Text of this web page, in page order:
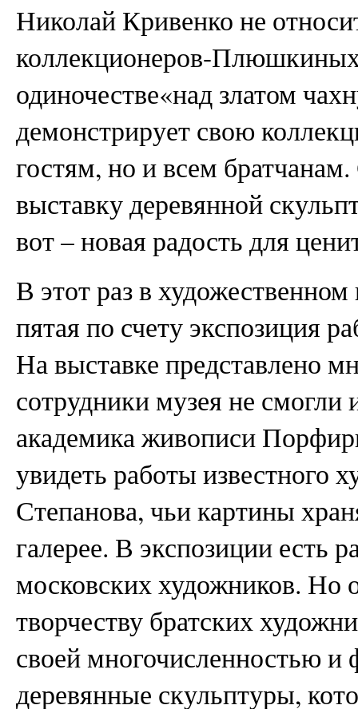
Николай Кривенко не
коллекционеров-
одиночестве«над златом
демонстрирует свою
гостям, но и всем
выставку деревянной
вот – новая радость для
В этот раз в
пятая по счету экспозиция
На выставке представлено
сотрудники музея не
академика живописи
увидеть работы известного
Степанова, чьи картины
галерее. В экспозиции есть
московских художников. Но
творчеству братских
своей многочисленностью
деревянные скульптуры,